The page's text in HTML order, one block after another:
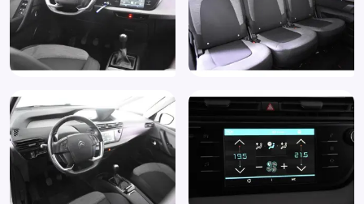
Radio CD speler
Regensensor
Start/stop systeem
Stuurbekrachtiging snelheidsafhankelijk
Stuur leder
Stuur multifunctioneel
Stuur verstelbaar
Vermoeidheids herkenning